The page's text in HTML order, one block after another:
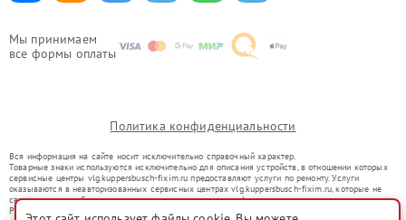
Мы принимаем
все формы оплаты
Политика конфиденциальности
Вся информация на сайте носит исключительно справочный характер.
Товарные знаки используются исключительно для описания устройств, в отношении которых
сервисные центры vlg.kuppersbusch-fixim.ru предоставляют услуги по ремонту. Услуги
оказываются в неавторизованных сервисных центрах vlg.kuppersbusch-fixim.ru, которые не
связаны с правообладателями товарных знаков или их официальными представителями.
Ремонт осуществляется для устройств, уже введенных в гражданский оборот в соответствии